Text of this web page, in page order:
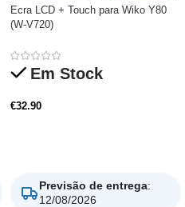
Ecra LCD + Touch para Wiko Y80
(W-V720)
Em Stock
€32.90
Previsão de entrega:
12/08/2026